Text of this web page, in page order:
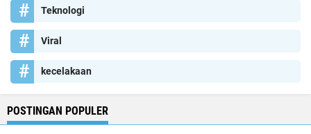
Teknologi
Viral
kecelakaan
POSTINGAN POPULER